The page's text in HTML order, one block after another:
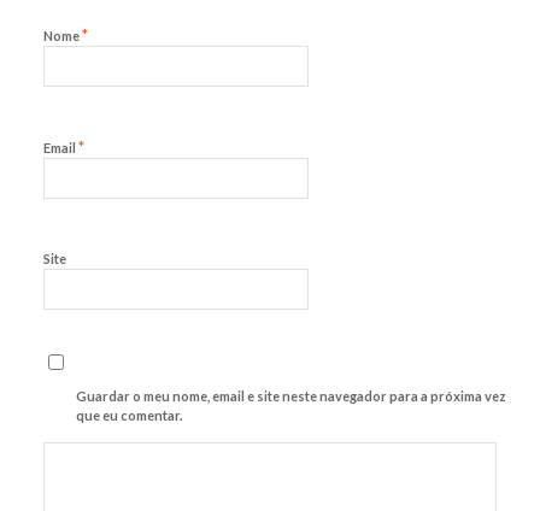
Nome*
Email *
Site
Guardar o meu nome, email e site neste navegador para a próxima vez
que eu comentar.